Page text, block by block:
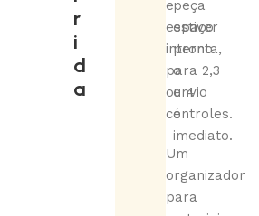
r
i
d
a
peça
estiver
pronta,
o
envio
é
imediato.
e
espaço
interno
para 2,3
ou 4
controles.
Um
organizador
para